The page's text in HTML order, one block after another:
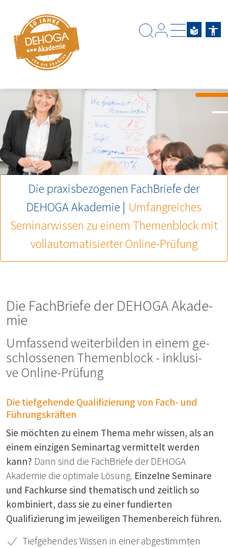
Die praxisbezogenen FachBriefe der
DEHOGAAkademie | Umfangreiches
Seminarwissen zu einem Themenblock mit
vollautomatisierter Online-Prüfung
Die Fach­Brie­fe der DE­HO­GA Aka­de­
mie
Um­fas­send wei­ter­bil­den in ei­nem ge­
schlos­se­nen The­men­block - in­klu­si­
ve On­line-Prüfung
Die tiefgehende Qualifizierung von Fach- und
Führungskräften
Sie möchten zu einem Thema mehr wissen, als an
einem einzigen Seminartag vermittelt werden
kann? Dann sind die FachBriefe der DEHOGA
Akademie die optimale Lösung. Einzelne Seminare
und Fachkurse sind thematisch und zeitlich so
kombiniert, dass sie zu einer fundierten
Qualifizierung im jeweiligen Themenbereich führen.
Tiefgehendes Wissen in einer abgestimmten